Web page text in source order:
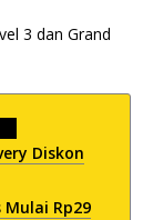
3 dan Grand
Diskon
Mulai Rp29